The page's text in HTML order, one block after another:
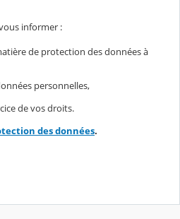
informer :
de protection des données à
personnelles,
de vos droits.
des données.